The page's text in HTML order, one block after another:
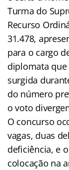
Turma do
Recurso
31.478,
para o cargo
diplomata que
surgida
do número
o voto
O concurso
vagas, duas
deficiência, e
colocação na